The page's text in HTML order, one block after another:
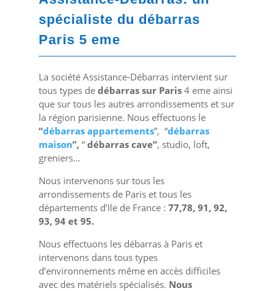
spécialiste du débarras
Paris 5 eme
La société Assistance-Débarras intervient sur
tous types de débarras sur Paris4 eme ainsi
que sur tous les autres arrondissements et sur
la région parisienne. Nous effectuons le
“débarras appartements”, “débarras
maison”,“ débarras cave”, studio, loft,
greniers…
Nous intervenons sur tous les
arrondissements de Paris et tous les
départements d’Ile de France : 77,78, 91, 92,
93, 94 et 95.
Nous effectuons les débarras à Paris et
intervenons dans tous types
d’environnements même en accès difficiles
avec des matériels spécialisés. Nous